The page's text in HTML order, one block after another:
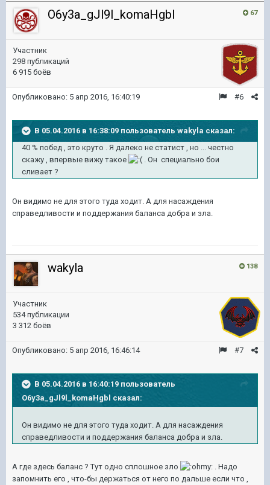
67
O6y3a_gJl9l_komaHgbl
Участник
298 публикаций
6 915 боёв
#6
Опубликовано: 5 апр 2016, 16:40:19
В 05.04.2016 в 16:38:09 пользователь wakyla сказал:
40 % побед , это круто . Я далеко не статист , но ... честно
скажу , впервые вижу такое
. Он специально бои
сливает ?
Он видимо не для этого туда ходит. А для насаждения
справедливости и поддержания баланса добра и зла.
138
wakyla
Участник
534 публикации
3 312 боёв
#7
Опубликовано: 5 апр 2016, 16:46:14
В 05.04.2016 в 16:40:19 пользователь
O6y3a_gJl9l_komaHgbl сказал:
Он видимо не для этого туда ходит. А для насаждения
справедливости и поддержания баланса добра и зла.
А где здесь баланс ? Тут одно сплошное зло
. Надо
запомнить его , что-бы держаться от него по дальше если что ,